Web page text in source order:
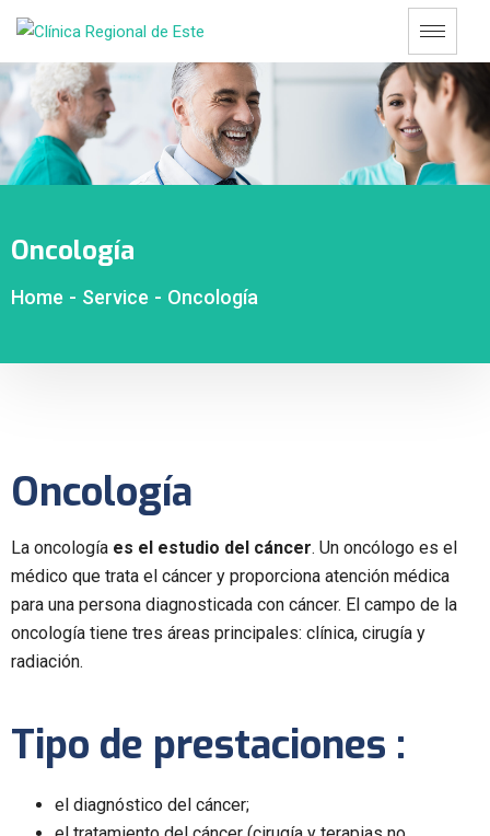
Oncología
Home - Service - Oncología
Oncología
La oncología es el estudio del cáncer. Un oncólogo es el
médico que trata el cáncer y proporciona atención médica
para una persona diagnosticada con cáncer. El campo de la
oncología tiene tres áreas principales: clínica, cirugía y
radiación.
Tipo de prestaciones :
el diagnóstico del cáncer;